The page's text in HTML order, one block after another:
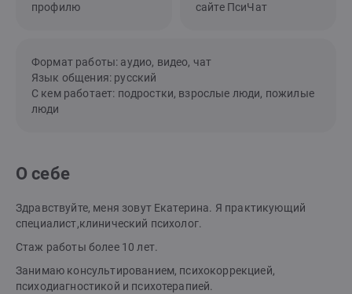
профилю
сайте ПсиЧат
Формат работы: аудио, видео, чат
Язык общения: русский
С кем работает: подростки, взрослые люди, пожилые
люди
О себе
Здравствуйте, меня зовут Екатерина. Я практикующий
специалист,клинический психолог.
Стаж работы более 10 лет.
Занимаю консультированием, психокоррекцией,
психодиагностикой и психотерапией.